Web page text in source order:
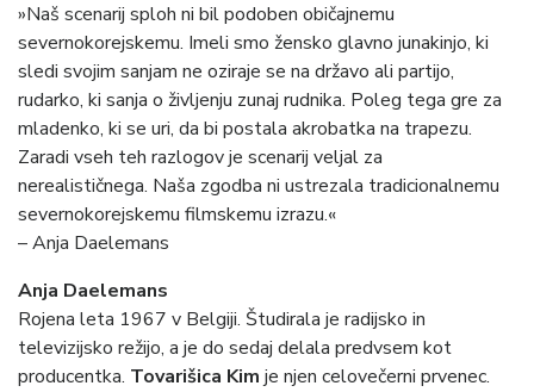
»Naš scenarij sploh ni bil podoben običajnemu
severnokorejskemu. Imeli smo žensko glavno junakinjo, ki
sledi svojim sanjam ne oziraje se na državo ali partijo,
rudarko, ki sanja o življenju zunaj rudnika. Poleg tega gre za
mladenko, ki se uri, da bi postala akrobatka na trapezu.
Zaradi vseh teh razlogov je scenarij veljal za
nerealističnega. Naša zgodba ni ustrezala tradicionalnemu
severnokorejskemu filmskemu izrazu.«
– Anja Daelemans
Anja Daelemans
Rojena leta 1967 v Belgiji. Študirala je radijsko in
televizijsko režijo, a je do sedaj delala predvsem kot
producentka. Tovarišica Kim je njen celovečerni prvenec.